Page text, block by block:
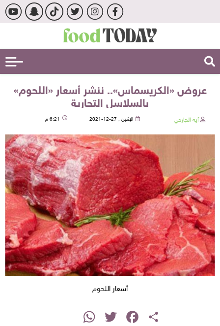
عروض «الكريسماس».. ننشر أسعار «اللحوم»
بالسلاسل التجارية
آية الجارحي الإثنين , 27-12-2021 6:21 م
أسعار اللحوم
Share
Facebook
Twitter
WhatsApp